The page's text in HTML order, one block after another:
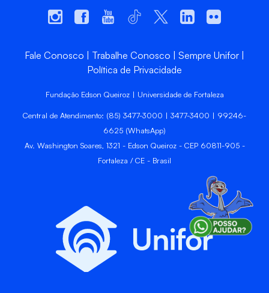
Fale Conosco Trabalhe Conosco
Sempre Unifor
Política de Privacidade
Fundação Edson Queiroz | Universidade de Fortaleza
Central de Atendimento: (85) 3477-3000 | 3477-3400 | 99246-
6625 (WhatsApp)
Av. Washington Soares, 1321 - Edson Queiroz - CEP 60811-905 -
Fortaleza / CE - Brasil